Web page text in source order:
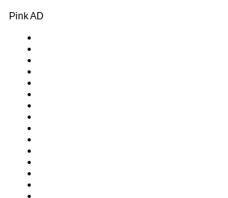
Pink AD